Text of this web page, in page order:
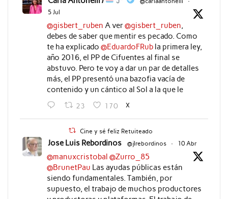
5 Jul
@gisbert_ruben A ver@gisbert_ruben
debes de saber que mentir es pecado. Como
te ha explicado @EduardoFRubla primera ley,
año 2016, el PP de Cifuentes al final se
abstuvo. Pero te voy a dar un par de detalles
más, el PP presentó una bazofia vacía de
contenido y un cántico al Sol a la que le
23 170 X
Cine y sé feliz Retuiteado
Jose Luis Rebordinos @jlrebordinos · 10 Abr
@manuxcristobal @Zurro_85
@BrunetPau Las ayudas públicas están
siendo fundamentales. También, por
supuesto, el trabajo de muchos productores